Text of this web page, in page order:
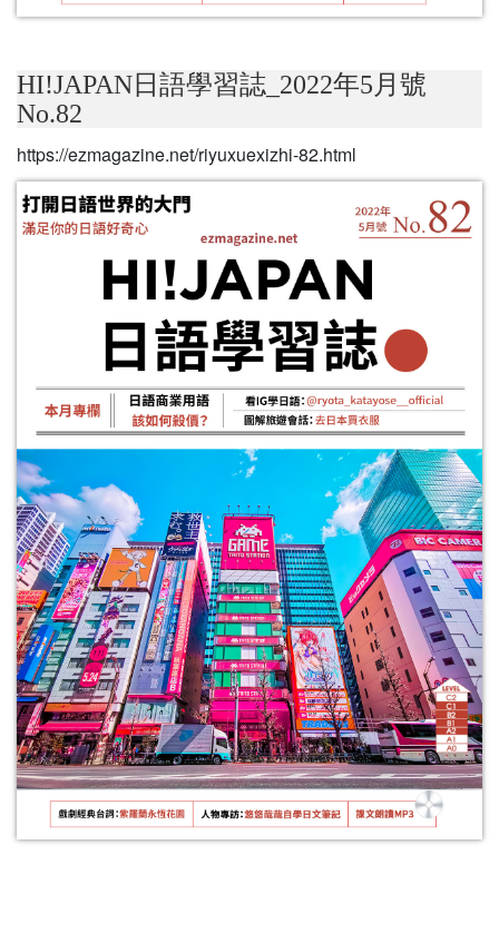
HI!JAPAN日語學習誌_2022年5月號
No.82
https://ezmagazine.net/riyuxuexizhi-82.html